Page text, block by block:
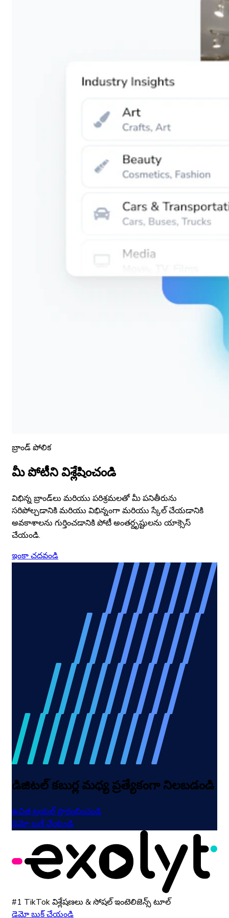
బ్రాండ్ పోలిక
మీ పోటీని విశ్లేషించండి
విభిన్న బ్రాండ్‌లు మరియు పరిశ్రమలతో మీ పనితీరును
సరిపోల్చడానికి మరియు విభిన్నంగా మరియు స్కేల్ చేయడానికి
అవకాశాలను గుర్తించడానికి పోటీ అంతర్దృష్టులను యాక్సెస్
చేయండి.
ఇంకా చదవండి
డిజిటల్ కబుర్ల మధ్య ప్రత్యేకంగా నిలబడండి
ఉచిత ట్రయల్ ప్రారంభించండి
డెమో బుక్ చేయండి
#1 TikTok విశ్లేషణలు & సోషల్ ఇంటెలిజెన్స్ టూల్
డెమో బుక్ చేయండి